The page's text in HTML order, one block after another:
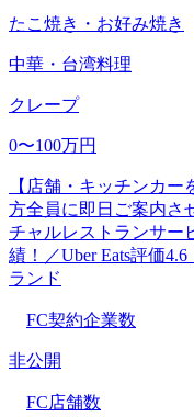
たこ焼き・お好み焼き
中華・台湾料理
クレープ
0〜100万円
【店舗・キッチンカ
方全員に即日ご案内
チャルレストランサー
績！／Uber Eats評価
ランド
FC契約企業数
非公開
FC店舗数